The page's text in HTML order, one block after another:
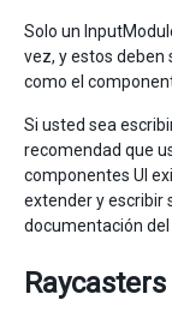
Solo un
vez, y estos deben
como el
Si usted sea
recomendad que
componentes UI
extender y escribir
documentación
Raycasters